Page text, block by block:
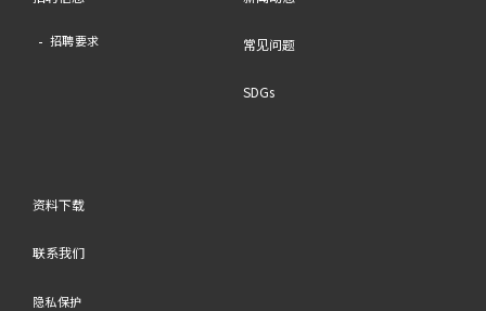
招聘要求 常见问题
SDGs
资料下载
联系我们
隐私保护